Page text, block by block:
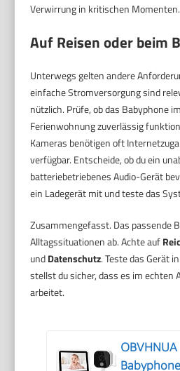
Verwirrung in kritischen Momenten.
Auf Reisen oder beim
Unterwegs gelten andere
einfache Stromversorgung sind
nützlich. Prüfe, ob das Babyphone
Ferienwohnung zuverlässig
Kameras benötigen oft
verfügbar. Entscheide, ob du ein
batteriebetriebenes Audio-Gerät
ein Ladegerät mit und teste das
Zusammengefasst. Das passende
Alltagssituationen ab. Achte auf
undDatenschutz. Teste das Gerät
stellst du sicher, dass es im echten
arbeitet.
OBVHNUA